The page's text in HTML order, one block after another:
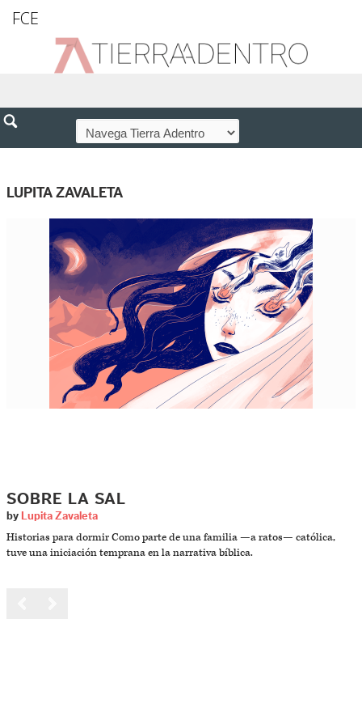
FCE
LUPITA ZAVALETA
SOBRE LA SAL
by Lupita Zavaleta
Historias para dormir Como parte de una familia —a ratos— católica,
tuve una iniciación temprana en la narrativa bíblica.